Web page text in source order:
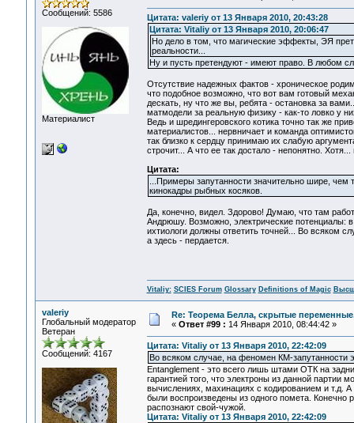
Сообщений: 5586
Материалист
Цитата: valeriy от 13 Января 2010, 20:43:28
Цитата: Vitaliy от 13 Января 2010, 20:06:47
Но дело в том, что магические эффекты, ЭЯ
реальности...
Ну и пусть претендуют - имеют право. В любом
Отсутствие надежных фактов - хроническое
что подобное возможно, что вот вам готовый
дескать, ну что же вы, ребята - остановка за
матмодели за реальную физику - как-то ловко у
Ведь и шредингеровского котика точно так же
материалистов... нервничает и команда
так близко к сердцу принимаю их слабую
строчит... А что ее так достало - непонятно.
Цитата:
...Примеры запутанности значительно шире,
кинокадры рыбных косяков.
Да, конечно, видел. Здорово! Думаю, что там
Андрюшу. Возможно, электрические потенциалы: в
ихтиологи должны ответить точней... Во всяком
а здесь - пердается.
Vitaliy: SCIES Forum Glossary Definitions of Magic
valeriy
Глобальный модератор
Ветеран
Сообщений: 4167
Re: Теорема Белла, скрытые
« Ответ #99 : 14 Января 2010, 08:44:42 »
Цитата: Vitaliy от 13 Января 2010, 22:42:09
Во всяком случае, на феномен КМ-запутанности
Entanglement - это всего лишь штами ОТК на
гарантией того, что электроны из данной
вычислениях, махинациях с кодированием и т.д.
были воспроизведены из одного помета.
распознают свой-чужой.
Цитата: Vitaliy от 13 Января 2010, 22:42:09